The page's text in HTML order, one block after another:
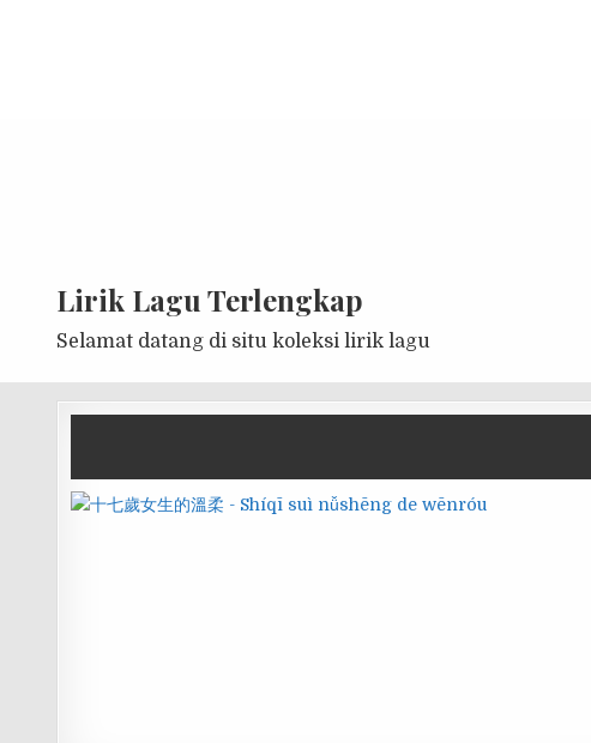
Lirik Lagu Terlengkap
Selamat datang di situ koleksi lirik lagu